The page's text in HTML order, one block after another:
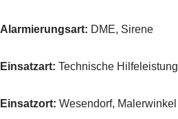
Alarmierungsart: DME, Sirene
Einsatzart: Technische Hilfeleistung
Einsatzort: Wesendorf, Malerwinkel